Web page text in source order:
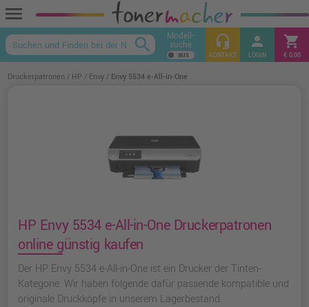
menu
keyboard_arrow_up
search Modell-
suche headset_mic
KONTAKT
person
LOGIN
shopping_cart
€ 0,00
Druckerpatronen HP Envy Envy 5534 e-All-in-One
HP Envy 5534 e-All-in-One Druckerpatronen
online günstig kaufen
Der HP Envy 5534 e-All-in-One ist ein Drucker der Tinten-
Kategorie. Wir haben folgende dafür passende kompatible und
originale Druckköpfe in unserem Lagerbestand.